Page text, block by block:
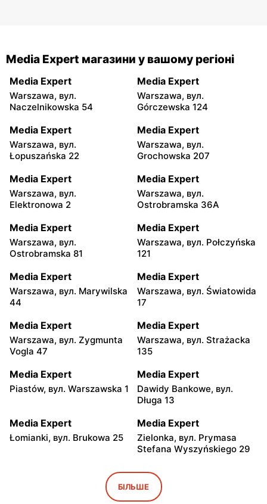
Media Expert магазини у вашому регіоні
Media Expert
Warszawa, вул.
Naczelnikowska 54
Media Expert
Warszawa, вул.
Górczewska 124
Media Expert
Warszawa, вул.
Łopuszańska 22
Media Expert
Warszawa, вул.
Grochowska 207
Media Expert
Warszawa, вул.
Elektronowa 2
Media Expert
Warszawa, вул.
Ostrobramska 36A
Media Expert
Warszawa, вул.
Ostrobramska 81
Media Expert
Warszawa, вул. Połczyńska
121
Media Expert
Warszawa, вул. Marywilska
44
Media Expert
Warszawa, вул. Światowida
17
Media Expert
Warszawa, вул. Zygmunta
Vogla 47
Media Expert
Warszawa, вул. Strażacka
135
Media Expert
Piastów, вул. Warszawska 1
Media Expert
Dawidy Bankowe, вул.
Długa 13
Media Expert
Łomianki, вул. Brukowa 25
Media Expert
Zielonka, вул. Prymasa
Stefana Wyszyńskiego 29
Janki, вул. Mszczonowska
Media Expert
Ożarów Mazowiecki, вул.
Poznańska 151b
БІЛЬШЕ